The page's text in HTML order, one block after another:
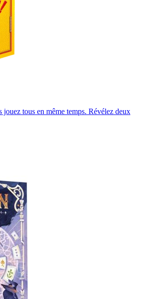
tous en même temps. Révélez deux